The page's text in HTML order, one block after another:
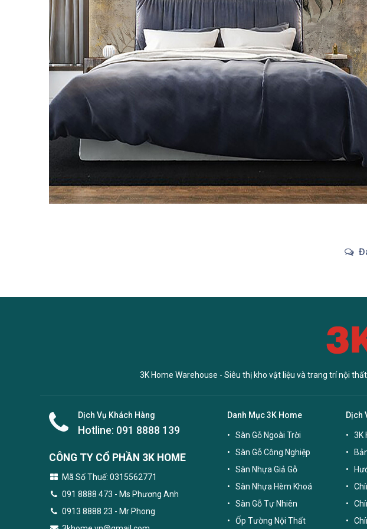
3K Home Warehouse - Siêu thị kho vật liệu và trang trí nội
Dịch Vụ Khách Hàng
Hotline: 091 8888 139
CÔNG TY CỔ PHẦN 3K HOME
Mã Số Thuế: 0315562771
091 8888 473 - Ms Phương Anh
0913 8888 23 - Mr Phong
Danh Mục 3K Home
Sàn Gỗ Ngoài Trời
Sàn Gỗ Công Nghiệp
Sàn Nhựa Giả Gỗ
Sàn Nhựa Hèm Khoá
Sàn Gỗ Tự Nhiên
Ốp Tường Nội Thất
Dịch
3K